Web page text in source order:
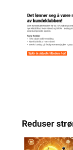
Reduser